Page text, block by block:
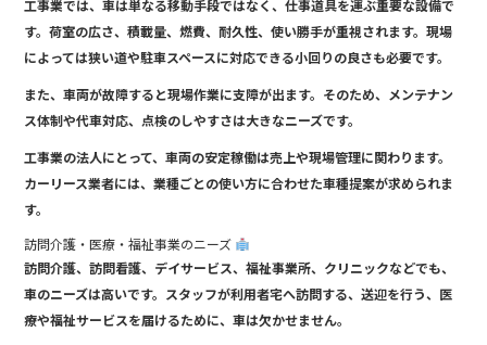
工事業では、車は単なる移動手段ではなく、仕事道具を運ぶ重要な設備で
す。荷室の広さ、積載量、燃費、耐久性、使い勝手が重視されます。現場
によっては狭い道や駐車スペースに対応できる小回りの良さも必要です。
また、車両が故障すると現場作業に支障が出ます。そのため、メンテナン
ス体制や代車対応、点検のしやすさは大きなニーズです。
工事業の法人にとって、車両の安定稼働は売上や現場管理に関わります。
カーリース業者には、業種ごとの使い方に合わせた車種提案が求められま
す。
訪問介護・医療・福祉事業のニーズ
訪問介護、訪問看護、デイサービス、福祉事業所、クリニックなどでも、
車のニーズは高いです。スタッフが利用者宅へ訪問する、送迎を行う、医
療や福祉サービスを届けるために、車は欠かせません。